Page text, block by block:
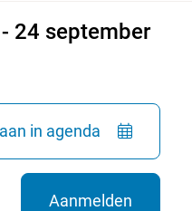
24 september
in agenda
Aanmelden